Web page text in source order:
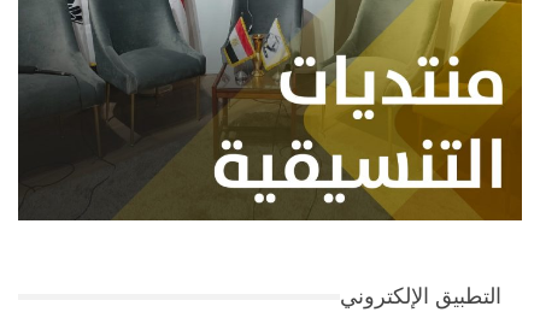
التطبيق الإلكتروني